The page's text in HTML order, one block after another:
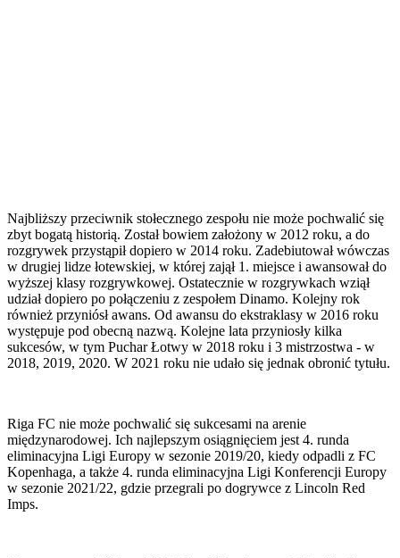
Najbliższy przeciwnik stołecznego zespołu nie może pochwalić się
zbyt bogatą historią. Został bowiem założony w 2012 roku, a do
rozgrywek przystąpił dopiero w 2014 roku. Zadebiutował wówczas
w drugiej lidze łotewskiej, w której zajął 1. miejsce i awansował do
wyższej klasy rozgrywkowej. Ostatecznie w rozgrywkach wziął
udział dopiero po połączeniu z zespołem Dinamo. Kolejny rok
również przyniósł awans. Od awansu do ekstraklasy w 2016 roku
występuje pod obecną nazwą. Kolejne lata przyniosły kilka
sukcesów, w tym Puchar Łotwy w 2018 roku i 3 mistrzostwa - w
2018, 2019, 2020. W 2021 roku nie udało się jednak obronić tytułu.
Riga FC nie może pochwalić się sukcesami na arenie
międzynarodowej. Ich najlepszym osiągnięciem jest 4. runda
eliminacyjna Ligi Europy w sezonie 2019/20, kiedy odpadli z FC
Kopenhaga, a także 4. runda eliminacyjna Ligi Konferencji Europy
w sezonie 2021/22, gdzie przegrali po dogrywce z Lincoln Red
Imps.